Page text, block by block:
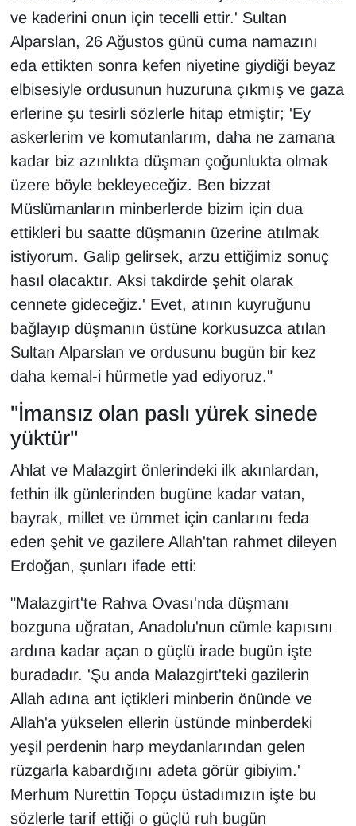
ve kaderini onun için tecelli ettir.' Sultan
Alparslan, 26 Ağustos günü cuma namazını
eda ettikten sonra kefen niyetine giydiği beyaz
elbisesiyle ordusunun huzuruna çıkmış ve gaza
erlerine şu tesirli sözlerle hitap etmiştir; 'Ey
askerlerim ve komutanlarım, daha ne zamana
kadar biz azınlıkta düşman çoğunlukta olmak
üzere böyle bekleyeceğiz. Ben bizzat
Müslümanların minberlerde bizim için dua
ettikleri bu saatte düşmanın üzerine atılmak
istiyorum. Galip gelirsek, arzu ettiğimiz sonuç
hasıl olacaktır. Aksi takdirde şehit olarak
cennete gideceğiz.' Evet, atının kuyruğunu
bağlayıp düşmanın üstüne korkusuzca atılan
Sultan Alparslan ve ordusunu bugün bir kez
daha kemal-i hürmetle yad ediyoruz."
"İmansız olan paslı yürek sinede
yüktür"
Ahlat ve Malazgirt önlerindeki ilk akınlardan,
fethin ilk günlerinden bugüne kadar vatan,
bayrak, millet ve ümmet için canlarını feda
eden şehit ve gazilere Allah'tan rahmet dileyen
Erdoğan, şunları ifade etti:
"Malazgirt'te Rahva Ovası'nda düşmanı
bozguna uğratan, Anadolu'nun cümle kapısını
ardına kadar açan o güçlü irade bugün işte
buradadır. 'Şu anda Malazgirt'teki gazilerin
Allah adına ant içtikleri minberin önünde ve
Allah'a yükselen ellerin üstünde minberdeki
yeşil perdenin harp meydanlarından gelen
rüzgarla kabardığını adeta görür gibiyim.'
Merhum Nurettin Topçu üstadımızın işte bu
sözlerle tarif ettiği o güçlü ruh bugün
VAN'DA SPOR
Vasıta
YAŞAM
YEREL